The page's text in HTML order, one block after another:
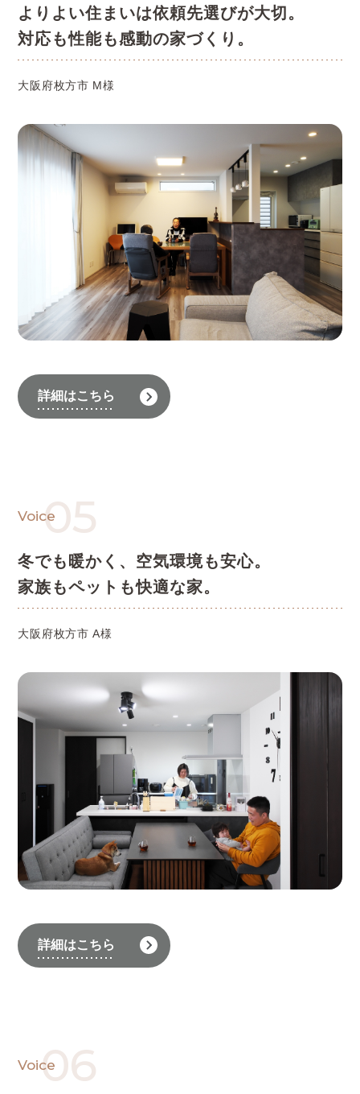
よりよい住まいは依頼先選びが大切。
対応も性能も感動の家づくり。
大阪府枚方市 M様
詳細はこちら
Voice05
冬でも暖かく、空気環境も安心。
家族もペットも快適な家。
大阪府枚方市 A様
詳細はこちら
Voice06